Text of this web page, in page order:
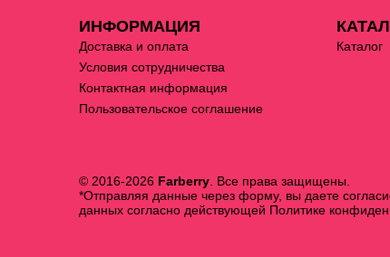
ИНФОРМАЦИЯ
Доставка и оплата
Условия сотрудничества
Контактная информация
Пользовательское соглашение
Каталог
© 2016-2026 Farberry . Все права защищены.
*Отправляя данные через форму, вы даете
данных согласно действующей Политике